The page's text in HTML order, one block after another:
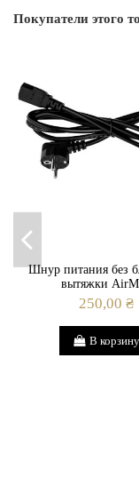
Страна производитель
Материал ткани
Покупатели этого
Шнур питания без
вытяжки
250,00 ₴
В корзину